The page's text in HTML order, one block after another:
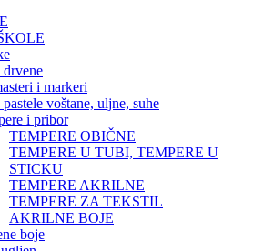
i markeri
voštane, uljne, suhe
i pribor
TEMPERE OBIČNE
TEMPERE U TUBI, TEMPERE U
STICKU
TEMPERE AKRILNE
TEMPERE ZA TEKSTIL
AKRILNE BOJE
boje